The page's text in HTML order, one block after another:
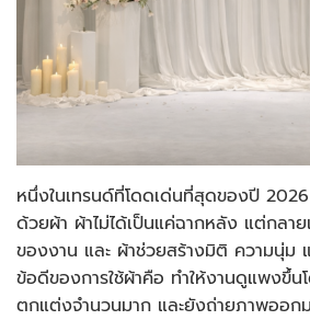
หนึ่งในเทรนด์ที่โดดเด่นที่สุดของปี
ด้วยผ้า ผ้าไม่ได้เป็นแค่ฉากหลัง แต่กลา
ของงาน และ ผ้าช่วยสร้างมิติ ความนุ่ม
ข้อดีของการใช้ผ้าคือ ทำให้งานดูแพงขึ้น
ตกแต่งจำนวนมาก และยังถ่ายภาพออก